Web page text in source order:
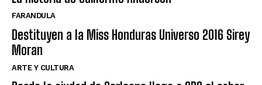
FARANDULA
Destituyen a la Miss Honduras Universo 2016 Sirey
Moran
ARTE Y CULTURA